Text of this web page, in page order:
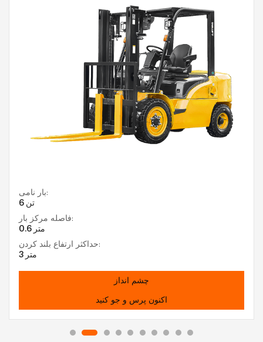
بار نامی:
6 تن
فاصله مرکز بار:
0.6 متر
حداکثر ارتفاع بلند کردن:
3 متر
چشم انداز
اکنون پرس و جو کنید